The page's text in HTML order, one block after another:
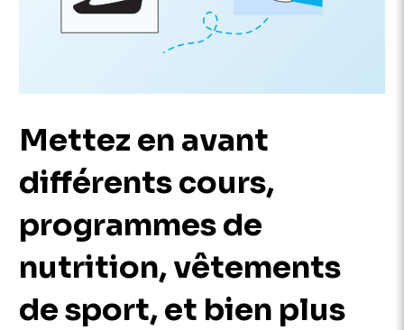
Mettez en avant
différents cours,
programmes de
nutrition, vêtements
de sport, et bien plus